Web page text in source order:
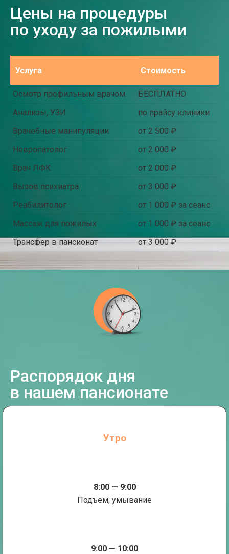
Цены на процедуры
по уходу за пожилыми
Услуга Стоимость
Осмотр профильным врачом
БЕСПЛАТНО
Анализы, УЗИ
по прайсу клиники
Врачебные манипуляции
от 2 500 ₽
Невропатолог
от 2 000 ₽
Врач ЛФК
от 2 000 ₽
Вызов психиатра
от 3 000 ₽
Реабилитолог
от 1 000 ₽ за сеанс
Массаж для пожилых
от 1 000 ₽ за сеанс
Трансфер в пансионат
от 3 000 ₽
Распорядок дня
в нашем пансионате
Утро
8:00 — 9:00
Подъем, умывание
9:00 — 10:00